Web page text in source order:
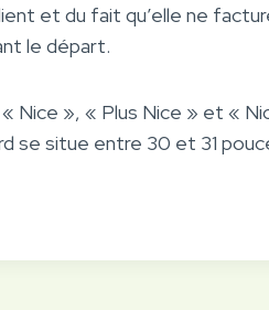
et du fait qu’elle ne
le départ.
Nice », « Plus Nice » et «
se situe entre 30 et 31